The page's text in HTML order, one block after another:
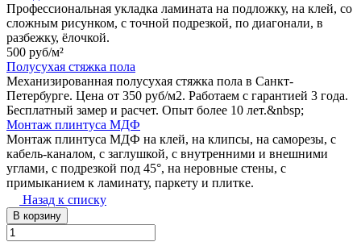
Профессиональная укладка ламината на подложку, на клей, со
сложным рисунком, с точной подрезкой, по диагонали, в
разбежку, ёлочкой.
500 руб/м²
Полусухая стяжка пола
Механизированная полусухая стяжка пола в Санкт-
Петербурге. Цена от 350 руб/м2. Работаем с гарантией 3 года.
Бесплатный замер и расчет. Опыт более 10 лет.&nbsp;
Монтаж плинтуса МДФ
Монтаж плинтуса МДФ на клей, на клипсы, на саморезы, с
кабель-каналом, с заглушкой, с внутренними и внешними
углами, с подрезкой под 45°, на неровные стены, с
примыканием к ламинату, паркету и плитке.
Назад к списку
В корзину